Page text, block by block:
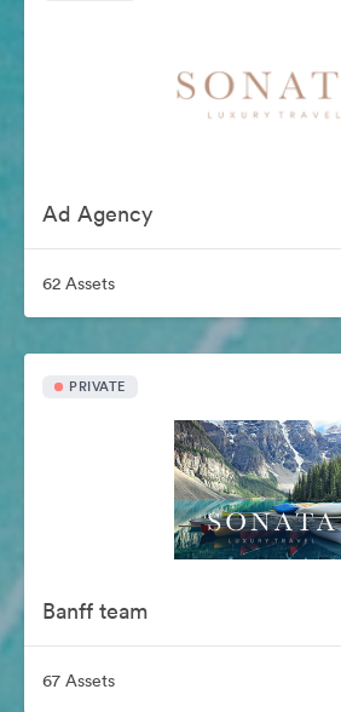
Ad Agency
62 Assets
PRIVATE
Banff team
67 Assets